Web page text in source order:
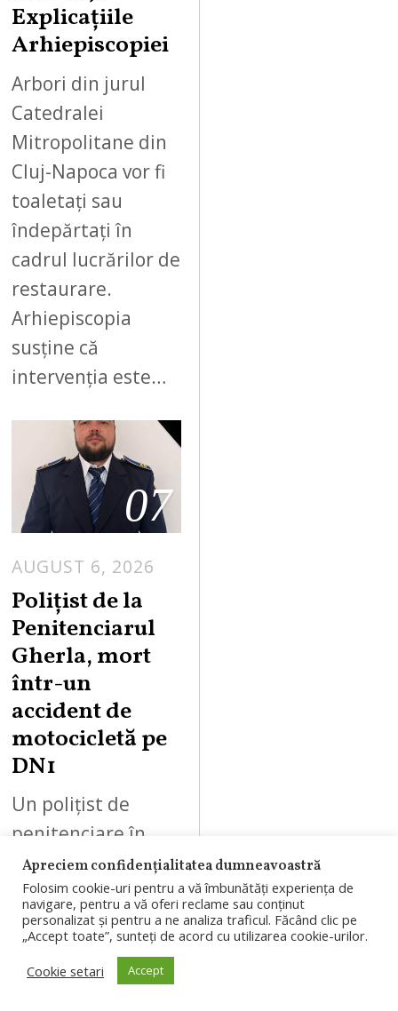
Explicațiile
Arhiepiscopiei
Arbori din jurul
Catedralei
Mitropolitane din
Cluj-Napoca vor fi
toaletați sau
îndepărtați în
cadrul lucrărilor de
restaurare.
Arhiepiscopia
susține că
intervenția este…
07
AUGUST 6, 2026
Polițist de la
Penitenciarul
Gherla, mort
într-un
accident de
motocicletă pe
DN1
Un polițist de
penitenciare în
vârstă de 36 de
ani, angajat al
Penitenciarului
Gherla, a murit
într-un accident de
Apreciem confidențialitatea dumneavoastră
Folosim cookie-uri pentru a vă îmbunătăți experiența de
navigare, pentru a vă oferi reclame sau conținut
personalizat și pentru a ne analiza traficul. Făcând clic pe
„Accept toate”, sunteți de acord cu utilizarea cookie-urilor.
Cookie setari
Accept